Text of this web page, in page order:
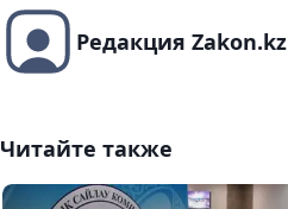
Редакция Zakon.kz
Читайте также